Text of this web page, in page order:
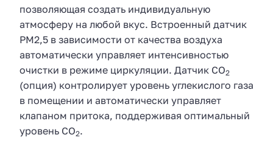
позволяющая создать индивидуальную
атмосферу на любой вкус. Встроенный датчик
РМ2,5 в зависимости от качества воздуха
автоматически управляет интенсивностью
очистки в режиме циркуляции. Датчик CO2
(опция) контролирует уровень углекислого газа
в помещении и автоматически управляет
клапаном притока, поддерживая оптимальный
уровень CO2.